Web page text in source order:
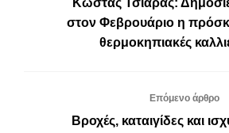
Κώστας Τσιάρας:
στον Φεβρουάριο η
θερμοκηπιακές
Επόμενο άρθρο
Βροχές, καταιγίδες και